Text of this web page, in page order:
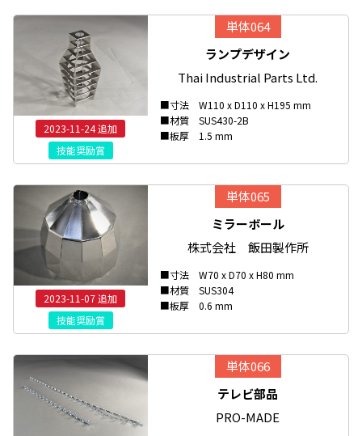
2023-11-24 追加
技能奨励賞
単体064
ランプデザイン
Thai Industrial Parts Ltd.
■寸法 W110 x D110 x H195 mm
■材質 SUS430-2B
■板厚 1.5 mm
2023-11-07 追加
技能奨励賞
単体065
ミラーボール
株式会社 飯田製作所
■寸法 W70 x D70 x H80 mm
■材質 SUS304
■板厚 0.6 mm
単体066
テレビ部品
PRO-MADE